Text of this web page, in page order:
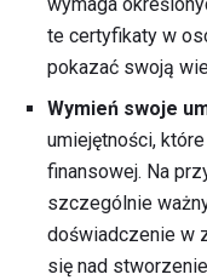
te certyfikaty w
pokazać swoją
Wymień swoje
umiejętności,
finansowej. Na
szczególnie
doświadczenie w
się nad